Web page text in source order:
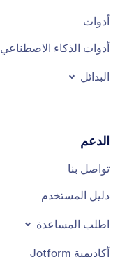
أدوات
أدوات الذكاء الاصطناعي
البدائل
الدعم
تواصل بنا
دليل المستخدم
اطلب المساعدة
أكاديمية Jotform